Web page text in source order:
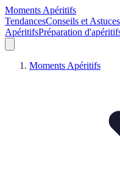
Moments Apéritifs
TendancesConseils et Astuces
ApéritifsPréparation
Moments Apéritifs